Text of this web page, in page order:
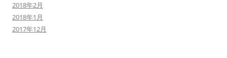
2018年2月
2018年1月
2017年12月